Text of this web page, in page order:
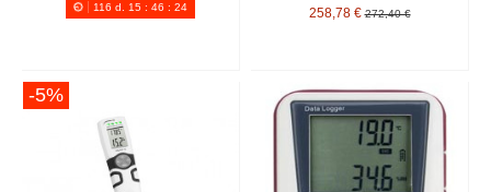
116 d. 15: 46 : 22
258,78 € 272,40 €
-5%